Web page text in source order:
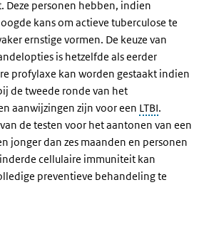
Deze personen hebben, indien
kans om actieve tuberculose te
ernstige vormen. De keuze van
is hetzelfde als eerder
profylaxe kan worden gestaakt indien
de tweede ronde van het
aanwijzingen zijn voor een LTBI.
de testen voor het aantonen van een
jonger dan zes maanden en personen
cellulaire immuniteit kan
preventieve behandeling te